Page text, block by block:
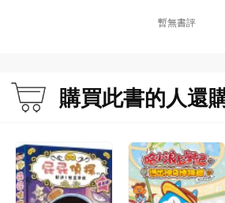
暫無書評
購買此書的人還